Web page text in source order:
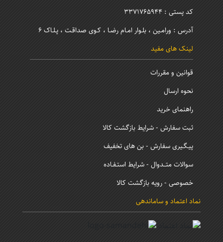
کد پستی : 3371765944
آدرس : ورامـین ، بلـوار امـام رضـا ، کـوی صداقـت ، پـلـاک 6
لینک های مفید
قوانین و مقررات
نحوه ارسال
راهنمای خرید
ثبت سفارش - شرایط بازگشت کالا
پیـگـیری سفارش - بن های تخفیف
سوالات متــدوال - شرایط استـفـاده
خصوصی - رویه بازگشت کالا
نماد اعتماد و ساماندهی